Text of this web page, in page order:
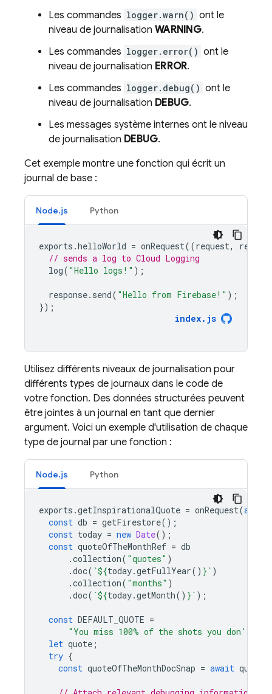
Les commandes logger.warn() ont le
niveau de journalisation WARNING.
Les commandes logger.error() ont le
niveau de journalisation ERROR.
Les commandes logger.debug() ont le
niveau de journalisation DEBUG.
Les messages système internes ont le niveau
de journalisation DEBUG.
Cet exemple montre une fonction qui écrit un
journal de base :
Node.js Python
exports .helloWorld = onRequest((request,
// sends a log to Cloud Logging
log( "Hello logs!" );
response. send( "Hello from Firebase!" );
});
index. js
Utilisez différents niveaux de journalisation pour
différents types de journaux dans le code de
votre fonction. Des données structurées peuvent
être jointes à un journal en tant que dernier
argument. Voici un exemple d'utilisation de chaque
type de journal par une fonction :
Node.js Python
exports .getInspirationalQuote = onRequest(async
const db = getFirestore();
const today = new Date();
const quoteOfTheMonthRef = db
.collection( "quotes" )
.doc( `${today.getFullYear() } ` )
.collection( "months" )
.doc( `${today.getMonth() } ` );
const DEFAULT_QUOTE =
"You miss 100% of the shots you don't
let quote ;
try {
const quoteOfTheMonthDocSnap = await